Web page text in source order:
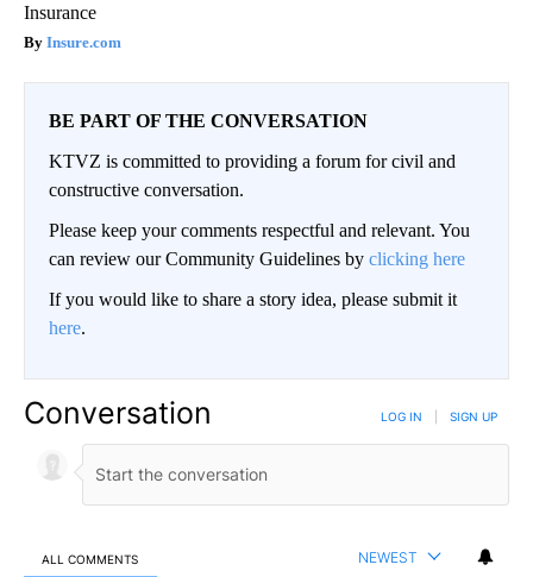
Insurance
Insure.com
BE PART OF THE CONVERSATION
KTVZ is committed to providing a forum for civil and
constructive conversation.
Please keep your comments respectful and relevant. You
can review our Community Guidelines by clicking here
If you would like to share a story idea, please submit it
here.
Conversation LOG IN SIGN UP
ALL COMMENTS NEWEST